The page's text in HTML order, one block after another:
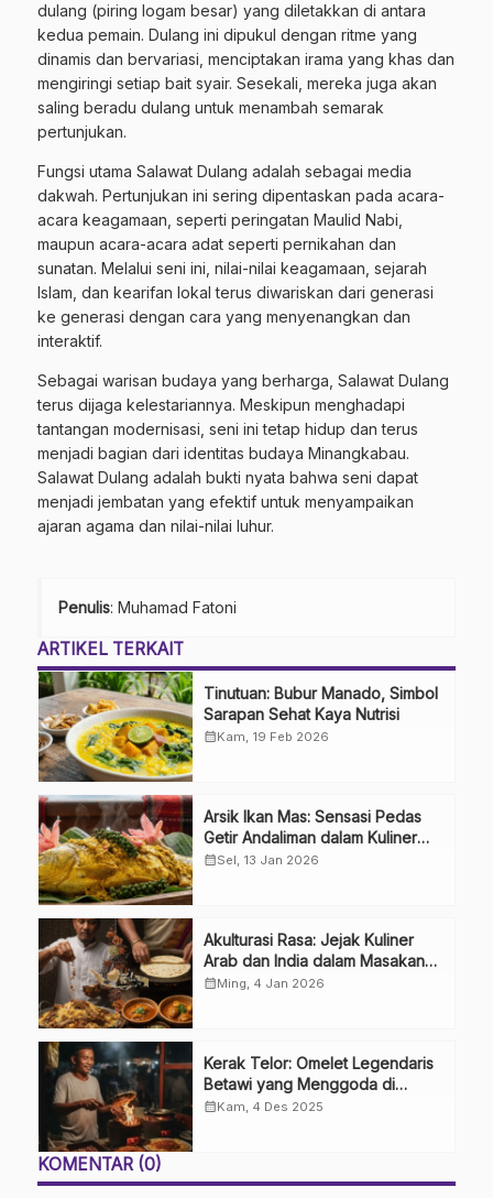
dulang (piring logam besar) yang diletakkan di antara
kedua pemain. Dulang ini dipukul dengan ritme yang
dinamis dan bervariasi, menciptakan irama yang khas dan
mengiringi setiap bait syair. Sesekali, mereka juga akan
saling beradu dulang untuk menambah semarak
pertunjukan.
Fungsi utama Salawat Dulang adalah sebagai media
dakwah. Pertunjukan ini sering dipentaskan pada acara-
acara keagamaan, seperti peringatan Maulid Nabi,
maupun acara-acara adat seperti pernikahan dan
sunatan. Melalui seni ini, nilai-nilai keagamaan, sejarah
Islam, dan kearifan lokal terus diwariskan dari generasi
ke generasi dengan cara yang menyenangkan dan
interaktif.
Sebagai warisan budaya yang berharga, Salawat Dulang
terus dijaga kelestariannya. Meskipun menghadapi
tantangan modernisasi, seni ini tetap hidup dan terus
menjadi bagian dari identitas budaya Minangkabau.
Salawat Dulang adalah bukti nyata bahwa seni dapat
menjadi jembatan yang efektif untuk menyampaikan
ajaran agama dan nilai-nilai luhur.
Penulis: Muhamad Fatoni
ARTIKEL TERKAIT
Tinutuan: Bubur Manado, Simbol
Sarapan Sehat Kaya Nutrisi
calendar_monthKam, 19 Feb 2026
Arsik Ikan Mas: Sensasi Pedas
Getir Andaliman dalam Kuliner
Khas Batak
calendar_monthSel, 13 Jan 2026
Akulturasi Rasa: Jejak Kuliner
Arab dan India dalam Masakan
Nusantara
calendar_monthMing, 4 Jan 2026
Kerak Telor: Omelet Legendaris
Betawi yang Menggoda di
Tengah Modernitas
calendar_monthKam, 4 Des 2025
KOMENTAR (0)